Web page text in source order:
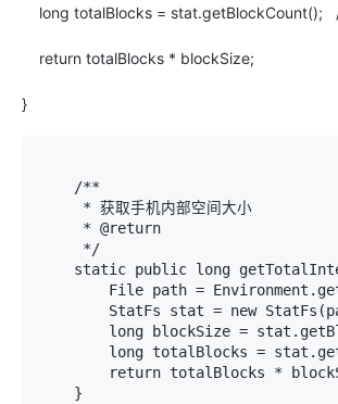
long totalBlocks = stat.getBlockCount();
return totalBlocks * blockSize;
}
    /**
     * 获取手机内部空间大小
     * @return
     */
static public long
File path =
StatFs stat = new
long blockSize =
long totalBlocks =
return totalBlocks *
    }